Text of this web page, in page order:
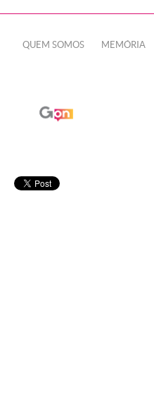
QUEM SOMOS MEMÓRIA